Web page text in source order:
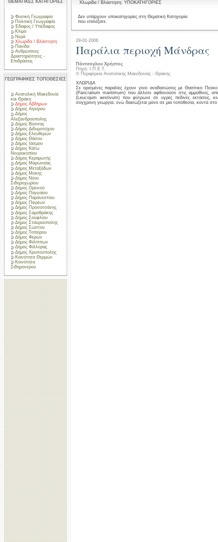
ΘΕΜΑΤΙΚΕΣ ΚΑΤΗΓΟΡΙΕΣ
Φυσική Γεωγραφία
Πολιτική Γεωγραφία
Έδαφος / Υπέδαφος
Κλίμα
Νερά
Χλωρίδα / Βλάστηση
Πανίδα
Ανθρώπινες
Δραστηριότητες -
Επιδράσεις
ΓΕΩΓΡΑΦΙΚΕΣ ΤΟΠΟΘΕΣΙΕΣ
Ανατολική Μακεδονία
και Θράκη
Δήμος Αβδήρων
Δήμος Αιγείρου
Δήμος
Αλεξανδρούπολης
Δήμος Βύσσας
Δήμος Διδυμοτείχου
Δήμος Ελευθερών
Δήμος Θάσου
Δήμος Ιάσμου
Δήμος Κάτω
Νευροκοπίου
Δήμος Κεραμωτής
Δήμος Μαρωνείας
Δήμος Μεταξάδων
Δήμος Μύκης
Δήμος Νέου
Σιδηροχωρίου
Δήμος Ορεινού
Δήμος Παγγαίου
Δήμος Παρανεστίου
Δήμος Πιερέων
Δήμος Προσοτσάνης
Δήμος Σαμοθράκης
Δήμος Σουφλίου
Δήμος Σταυρούπολης
Δήμος Σώστου
Δήμος Τοπείρου
Δήμος Φερών
Δήμος Φιλίππων
Δήμος Φιλλύρας
Δήμος Χρυσούπολης
Κοινότητα Θερμών
Κοινότητα
Σιδηρονέρου
Χλωρίδα / Βλάστηση: ΥΠΟΚΑΤΗΓΟΡΙΕΣ
Δεν υπάρχουν υποκατηγορίες στη Θεματική Κατηγορία
που επιλέξατε.
29-01-2006
Παράλια περιοχή Μάνδρας
Πάντσογλου Χρήστος
Πηγή: Ι.Π.Ε.Τ.
© Περιφέρεια Ανατολικής Μακεδονίας - Θράκης
ΧΛΩΡΙΔΑ
Σε ορισμένες παραλίες έχουν γίνει αναδασώσεις με Θασίτικο
(Pancratium maritimum) που άλλοτε αφθονούσε στις αμμοθίνες,
(Leucojum aestivum) που φύτρωνε σε υγρές πεδινές εκτάσεις,
σύγχρονη γεωργία, ενώ διασώζεται μόνο σε μια τοποθεσία, κοντά